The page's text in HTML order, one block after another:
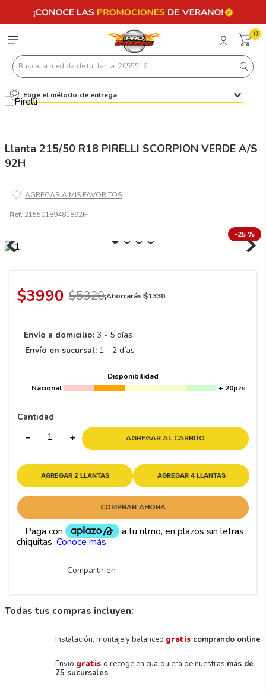
0
Busca la medida de tu llanta: 2055516
Elige el método de entrega
Llanta 215/50 R18 PIRELLI SCORPION VERDE A/S
92H
Ref. 21550189481892H
-25 %
$3990 $5320¡Ahorrarás!$1330
Envío a domicilio: 3 - 5 días
Envío en sucursal: 1 - 2 días
Disponibilidad
Nacional
+ 20pzs
Cantidad
＋
－ AGREGAR AL CARRITO
AGREGAR 2 LLANTAS AGREGAR 4 LLANTAS
COMPRAR AHORA
Compartir en
Todas tus compras incluyen:
Instalación, montaje y balanceo gratis comprando online
Envío gratis o recoge en cualquiera de nuestras más de
75 sucursales
Términos más buscados
7.245